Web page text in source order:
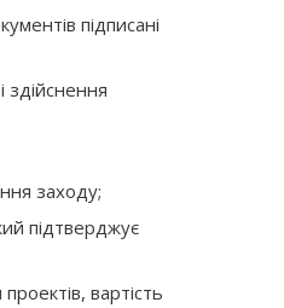
підписані
здійснення
заходу;
підтверджує
вартість